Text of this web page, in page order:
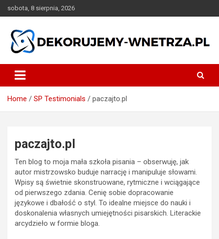
to
sobota, 8 sierpnia, 2026
dekorujemy-wnetrza.pl
Home SP Testimonials paczajto.pl
paczajto.pl
Ten blog to moja mała szkoła pisania – obserwuję, jak
autor mistrzowsko buduje narrację i manipuluje słowami.
Wpisy są świetnie skonstruowane, rytmiczne i wciągające
od pierwszego zdania. Cenię sobie dopracowanie
językowe i dbałość o styl. To idealne miejsce do nauki i
doskonalenia własnych umiejętności pisarskich. Literackie
arcydzieło w formie bloga.